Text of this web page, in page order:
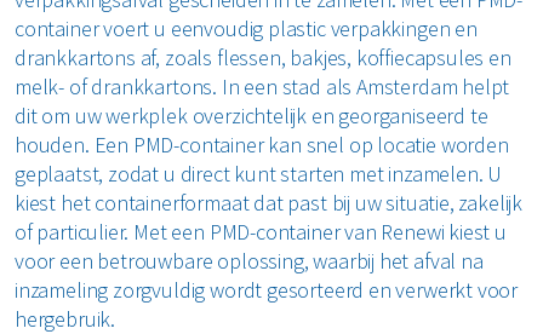
Interne inzamelmiddelen
Circulaire diensten
CSRD
Circulair+
Matrassen
Papier en karton
PMD
Puin
Restafval
container voert u eenvoudig plastic verpakkingen en
drankkartons af, zoals flessen, bakjes, koffiecapsules en
melk- of drankkartons. In een stad als Amsterdam helpt
dit om uw werkplek overzichtelijk en georganiseerd te
houden. Een PMD-container kan snel op locatie worden
geplaatst, zodat u direct kunt starten met inzamelen. U
kiest het containerformaat dat past bij uw situatie, zakelijk
of particulier. Met een PMD-container van Renewi kiest u
voor een betrouwbare oplossing, waarbij het afval na
inzameling zorgvuldig wordt gesorteerd en verwerkt voor
hergebruik.